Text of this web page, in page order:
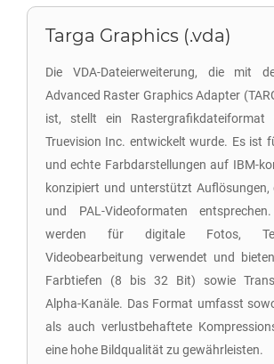
Targa Graphics (.vda)
Die VDA-Dateierweiterung, die mit
Advanced Raster Graphics Adapter
ist, stellt ein
Truevision Inc. entwickelt wurde. Es ist
und echte Farbdarstellungen auf IBM-
konzipiert und unterstützt Auflösungen,
und PAL-Videoformaten
werden für digitale Fotos,
Videobearbeitung verwendet und
Farbtiefen (8 bis 32 Bit) sowie
Alpha-Kanäle. Das Format umfasst
als auch verlustbehaftete
eine hohe Bildqualität zu gewährleisten.